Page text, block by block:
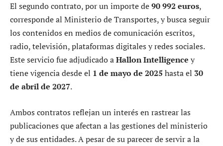
El segundo contrato, por un importe de90 992 euros,
corresponde al Ministerio de Transportes, y busca seguir
los contenidos en medios de comunicación escritos,
radio, televisión, plataformas digitales y redes sociales.
Este servicio fue adjudicado aHallon Intelligence y
tiene vigencia desde el 1 de mayo de 2025 hasta el 30
de abril de 2027.
Ambos contratos reflejan un interés en rastrear las
publicaciones que afectan a las gestiones del ministerio
y de sus entidades. A pesar de su parecer de servir a la